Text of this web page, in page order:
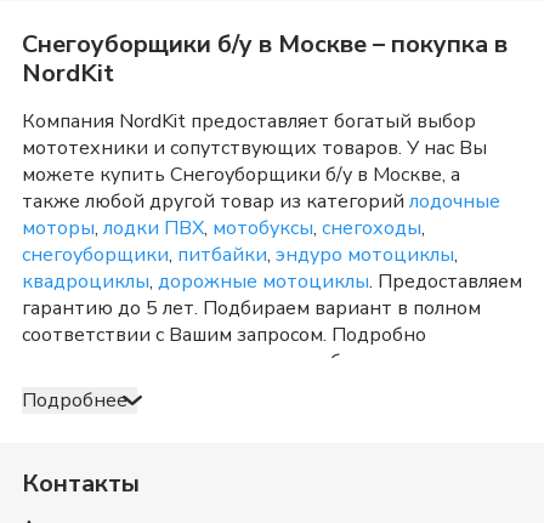
Снегоуборщики б/у в Москве– покупка в
NordKit
Компания NordKit предоставляет богатый выбор
мототехники и сопутствующих товаров. У нас Вы
можете купить Снегоуборщики б/у в Москве, а
также любой другой товар из категорий лодочные
моторы, лодки ПВХ, мотобуксы, снегоходы,
снегоуборщики, питбайки, эндуро мотоциклы,
квадроциклы, дорожные мотоциклы. Предоставляем
гарантию до 5 лет. Подбираем вариант в полном
соответствии с Вашим запросом. Подробно
консультируем и отвечаем на любые вопросы по
телефону и в шоу-руме в
категорииСнегоуборщики б/у
Московская область
Оплата принимается несколькими способами:
Подробнее
Контакты